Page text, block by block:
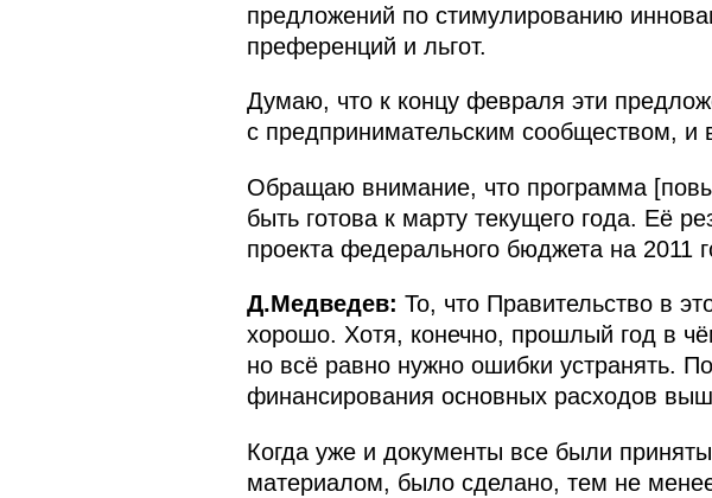
предложений по стимулированию
преференций и льгот.
Думаю, что к концу февраля эти
с предпринимательским сообществом, и
Обращаю внимание, что программа
быть готова к марту текущего года. Её
проекта федерального бюджета на 2011
Д.Медведев: То, что Правительство в
хорошо. Хотя, конечно, прошлый год в
но всё равно нужно ошибки устранять.
финансирования основных расходов
Когда уже и документы все были
материалом, было сделано, тем не